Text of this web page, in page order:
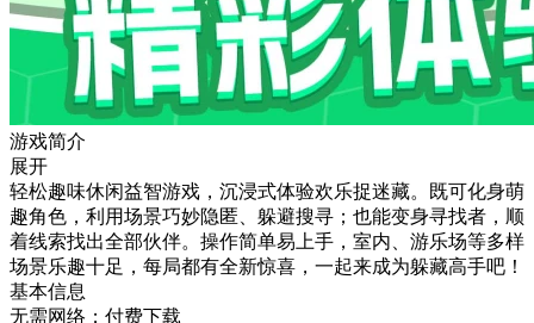
游戏简介
展开
轻松趣味休闲益智游戏，沉浸式体验欢乐捉迷藏。既可化身萌
趣角色，利用场景巧妙隐匿、躲避搜寻；也能变身寻找者，顺
着线索找出全部伙伴。操作简单易上手，室内、游乐场等多样
场景乐趣十足，每局都有全新惊喜，一起来成为躲藏高手吧！
基本信息
无需网络；付费下载